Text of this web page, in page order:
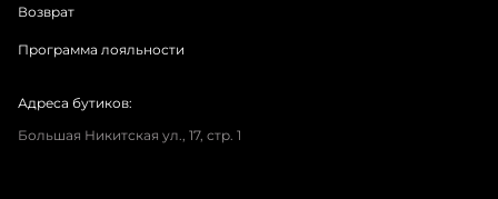
Возврат
Программа лояльности
Адреса бутиков:
Большая Никитская ул., 17, стр. 1